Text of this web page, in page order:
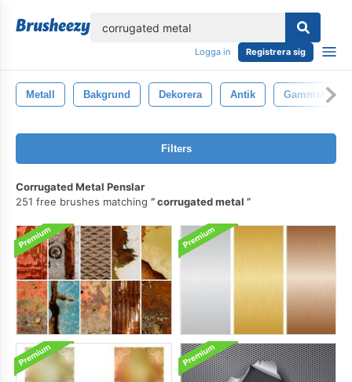
Logga in Registrera sig
Metall Bakgrund Dekorera Antik Gammal
Filters
Corrugated Metal Penslar
251 free brushes matching
corrugated metal